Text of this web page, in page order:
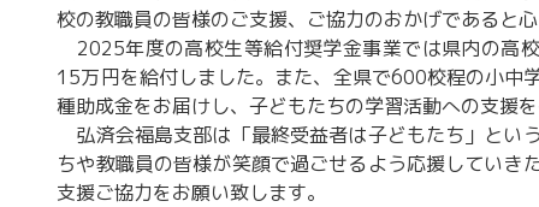
校の教職員の皆様のご支援、ご協力のおかげであると
2025年度の高校生等給付奨学金事業では県内の高
15万円を給付しました。また、全県で600校程の小中
種助成金をお届けし、子どもたちの学習活動への支援
弘済会福島支部は「最終受益者は子どもたち」とい
ちや教職員の皆様が笑顔で過ごせるよう応援していき
支援ご協力をお願い致します。